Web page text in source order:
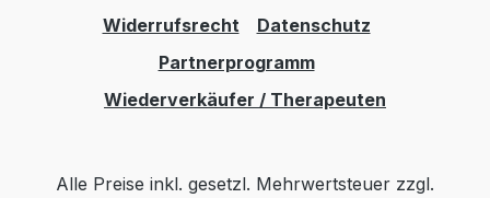
Widerrufsrecht
Datenschutz
Partnerprogramm
Wiederverkäufer / Therapeuten
Alle Preise inkl. gesetzl. Mehrwertsteuer zzgl.